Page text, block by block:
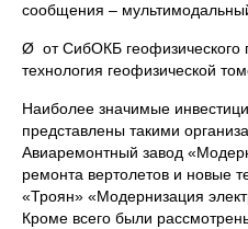
сообщения –
Ø от СибОКБ геофизического
технология геофизической
Наиболее значимые
представлены такими
Авиаремонтный завод
ремонта вертолетов и новые
«Троян» «Модернизация
Кроме всего были